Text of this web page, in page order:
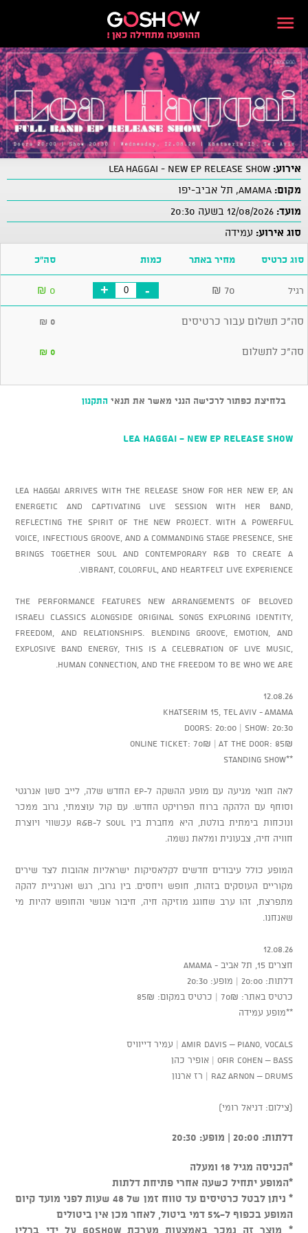
אירוע:
מקום:
מועד:
סוג אירוע: עמידה
סוג כרטיס מחיר באתר כמות סה"כ
רגיל 70
₪
+ -
0
₪
סה"כ תשלום עבור כרטיסים 0
₪
סה"כ לתשלום 0
₪
בלחיצת כפתור לרכישה הנני מאשר את תנאיהתקנון
LEA HAGGAI - New EP Release Show
Lea Haggai arrives with the release show for her new EP, an
energetic and captivating live session with her band,
reflecting the spirit of the new project. With a powerful
voice, infectious groove, and a commanding stage presence, she
brings together soul and contemporary R&B to create a
vibrant, colorful, and heartfelt live experience.
The performance features new arrangements of beloved
Israeli classics alongside original songs exploring identity,
freedom, and relationships. Blending groove, emotion, and
explosive band energy, this is a celebration of live music,
human connection, and the freedom to be who we are.
12.08.26
Khatserim 15, Tel Aviv - AMAMA
Doors: 20:00 | Show: 20:30
Online ticket: 70₪ | At the door: 85₪
**Standing show
לאה חגאי מגיעה עם מופע ההשקה ל-EP החדש שלה, לייב סשן אנרגטי
וסוחף עם הלהקה ברוח הפרויקט החדש. עם קול עוצמתי, גרוב ממכר
ונוכחות בימתית בולטת, היא מחברת בין Soul ל-R&B עכשווי ויוצרת
חוויה חיה, צבעונית ומלאת נשמה.
המופע כולל עיבודים חדשים לקלאסיקות ישראליות אהובות לצד שירים
מקוריים העוסקים בזהות, חופש ויחסים. בין גרוב, רגש ואנרגיית להקה
מתפרצת, זהו ערב שחוגג מוזיקה חיה, חיבור אנושי והחופש להיות מי
שאנחנו.
12.08.26
חצרים 15, תל אביב - AMAMA
דלתות: 20:00 | מופע: 20:30
כרטיס באתר: 70₪ | כרטיס במקום: 85₪
**מופע עמידה
Amir Davis – Piano, Vocals | עמיר דייוויס
Ofir Cohen – Bass | אופיר כהן
Raz Arnon – Drums | רז ארנון
(צילום: דניאל רומי)
דלתות: 20:00 | מופע: 20:30
*הכניסה מגיל 18 ומעלה
*המופע יתחיל כשעה אחרי פתיחת דלתות
* ניתן לבטל כרטיסים עד טווח זמן של 48 שעות לפני מועד קיום
המופע בכפוף ל-5% דמי ביטול, לאחר מכן אין ביטולים
* מוצר זה נמכר באמצעות מערכת GOSHOW על ידי ברלין